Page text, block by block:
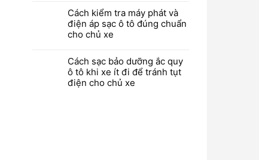
Cách kiểm tra máy phát và
điện áp sạc ô tô đúng chuẩn
cho chủ xe
Cách sạc bảo dưỡng ắc quy
ô tô khi xe ít đi để tránh tụt
điện cho chủ xe